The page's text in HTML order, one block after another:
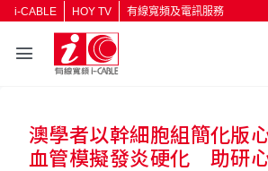
i-CABLE HOY TV 有線寬頻及電訊服務
返回
按輸入鍵開始搜尋
澳學者以幹細胞組簡化版
血管模擬發炎硬化 助研